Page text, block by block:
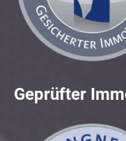
Geprüfter